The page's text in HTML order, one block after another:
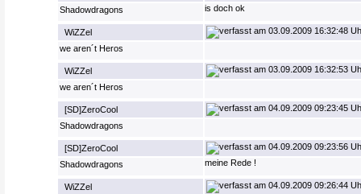
Shadowdragons
is doch ok
WiZZel 03.09.2009 16:32:48
we aren´t Heros
WiZZel 03.09.2009 16:32:53
we aren´t Heros
[SD]ZeroCool 04.09.2009 09:23:45
Shadowdragons
[SD]ZeroCool 04.09.2009 09:23:56
Shadowdragons
meine Rede !
WiZZel 04.09.2009 09:26:44